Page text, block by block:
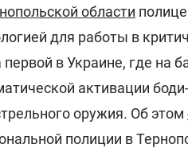
области
для работы в
первой в Украине, где на
активации
оружия. Об этом
полиции в